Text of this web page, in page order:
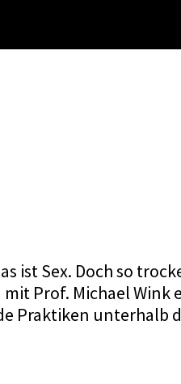
ist Sex. Doch so
Prof. Michael
Praktiken unterhalb